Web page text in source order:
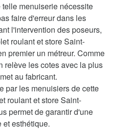
menuiserie nécessite
faire d'erreur dans les
l'intervention des poseurs,
roulant et store Saint-
premier un métreur. Comme
relève les cotes avec la plus
au fabricant.
par les menuisiers de cette
roulant et store Saint-
permet de garantir d'une
et esthétique.